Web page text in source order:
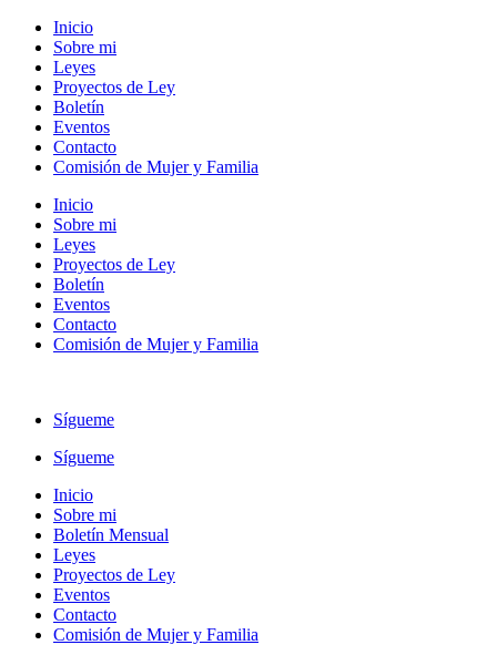
Inicio
Sobre mi
Leyes
Proyectos de Ley
Boletín
Eventos
Contacto
Comisión de Mujer y Familia
Inicio
Sobre mi
Leyes
Proyectos de Ley
Boletín
Eventos
Contacto
Comisión de Mujer y Familia
Sígueme
Sígueme
Inicio
Sobre mi
Boletín Mensual
Leyes
Proyectos de Ley
Eventos
Contacto
Comisión de Mujer y Familia